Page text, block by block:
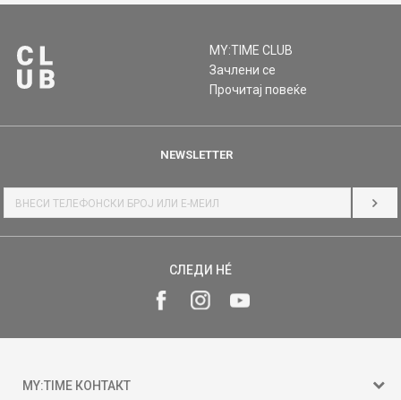
MY:TIME CLUB
Зачлени се
Прочитај повеќе
NEWSLETTER
СЛЕДИ НÉ
MY:TIME КОНТАКТ